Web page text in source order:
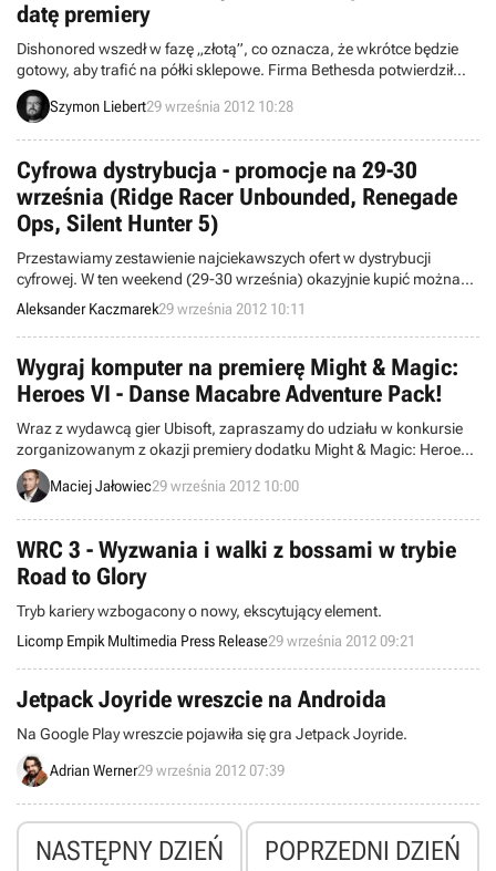
datę premiery
Dishonored wszedł w fazę „złotą”, co oznacza, że wkrótce będzie
gotowy, aby trafić na półki sklepowe. Firma Bethesda potwierdził
datę premiery nowej gry studia Arkane.
Szymon Liebert29 września 2012 10:28
Cyfrowa dystrybucja - promocje na 29-30
września (Ridge Racer Unbounded, Renegade
Ops, Silent Hunter 5)
Przestawiamy zestawienie najciekawszych ofert w dystrybucji
cyfrowej. W ten weekend (29-30 września) okazyjnie kupić można
gry: Ridge Racer Unbounded, Renegade Ops, Napoleon: Total War,
Silent Hunter 5 i wiele innych.
Aleksander Kaczmarek29 września 2012 10:11
Wygraj komputer na premierę Might & Magic:
Heroes VI - Danse Macabre Adventure Pack!
Wraz z wydawcą gier Ubisoft, zapraszamy do udziału w konkursie
zorganizowanym z okazji premiery dodatku Might & Magic: Heroes
VI - Danse Macabre Adventure Pack.
Maciej Jałowiec29 września 2012 10:00
WRC 3 - Wyzwania i walki z bossami w trybie
Road to Glory
Tryb kariery wzbogacony o nowy, ekscytujący element.
Licomp Empik Multimedia Press Release29 września 2012 09:21
Jetpack Joyride wreszcie na Androida
Na Google Play wreszcie pojawiła się gra Jetpack Joyride.
Adrian Werner29 września 2012 07:39
NASTĘPNY DZIEŃ POPRZEDNI DZIEŃ